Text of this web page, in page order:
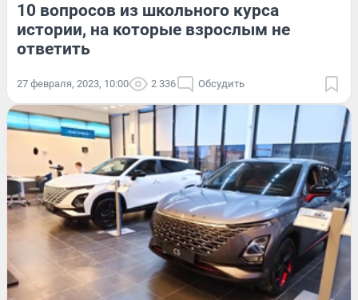
10 вопросов из школьного курса
истории, на которые взрослым не
ответить
27 февраля, 2023, 10:00 2 336 Обсудить